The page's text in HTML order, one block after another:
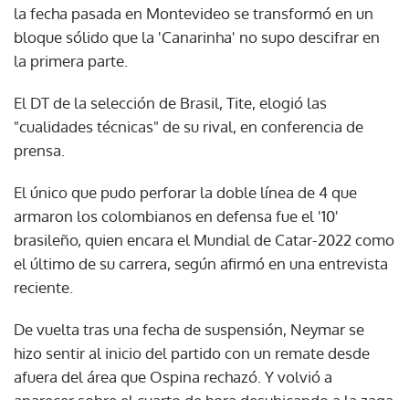
la fecha pasada en Montevideo se transformó en un
bloque sólido que la 'Canarinha' no supo descifrar en
la primera parte.
El DT de la selección de Brasil, Tite, elogió las
"cualidades técnicas" de su rival, en conferencia de
prensa.
El único que pudo perforar la doble línea de 4 que
armaron los colombianos en defensa fue el '10'
brasileño, quien encara el Mundial de Catar-2022 como
el último de su carrera, según afirmó en una entrevista
reciente.
De vuelta tras una fecha de suspensión, Neymar se
hizo sentir al inicio del partido con un remate desde
afuera del área que Ospina rechazó. Y volvió a